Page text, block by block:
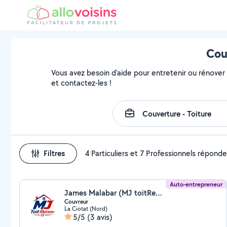
Vous avez besoin d'aide pour entretenir ou
et contactez-les !
Filtres 4 Particuliers et 7 Professionnels
Auto-entrepreneur
James Malabar (MJ toitRenov 13)
Couvreur
La Ciotat (Nord)
5/5 (3 avis)